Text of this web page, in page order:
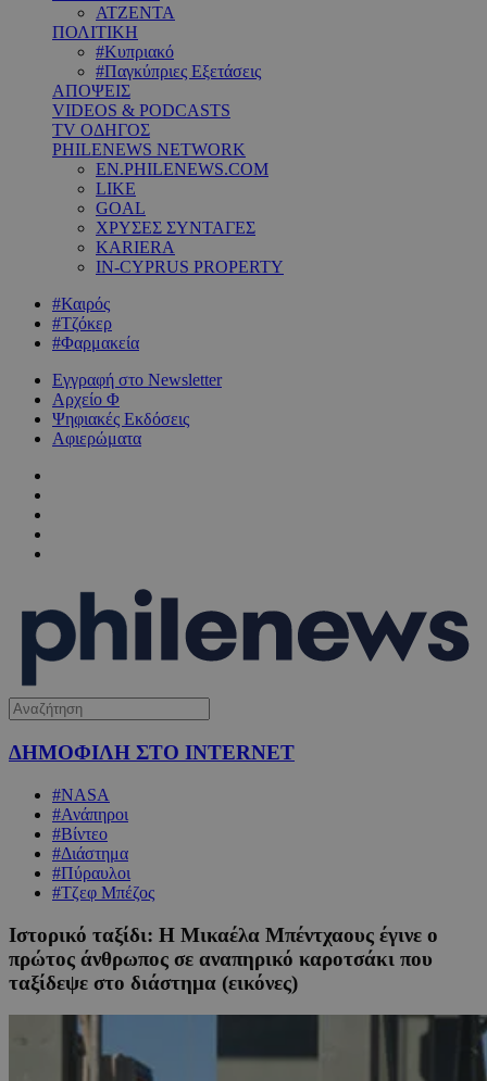
ΑΤΖΕΝΤΑ
ΠΟΛΙΤΙΚΗ
#Κυπριακό
#Παγκύπριες Εξετάσεις
ΑΠΟΨΕΙΣ
VIDEOS & PODCASTS
TV ΟΔΗΓΟΣ
PHILENEWS NETWORK
EN.PHILENEWS.COM
LIKE
GOAL
ΧΡΥΣΕΣ ΣΥΝΤΑΓΕΣ
KARIERA
IN-CYPRUS PROPERTY
#Καιρός
#Τζόκερ
#Φαρμακεία
Εγγραφή στο Newsletter
Αρχείο Φ
Ψηφιακές Εκδόσεις
Αφιερώματα
ΔΗΜΟΦΙΛΗ ΣΤΟ INTERNET
#NASA
#Ανάπηροι
#Βίντεο
#Διάστημα
#Πύραυλοι
#Τζεφ Μπέζος
Ιστορικό ταξίδι: Η Μικαέλα Μπέντχαους έγινε ο
πρώτος άνθρωπος σε αναπηρικό καροτσάκι που
ταξίδεψε στο διάστημα (εικόνες)